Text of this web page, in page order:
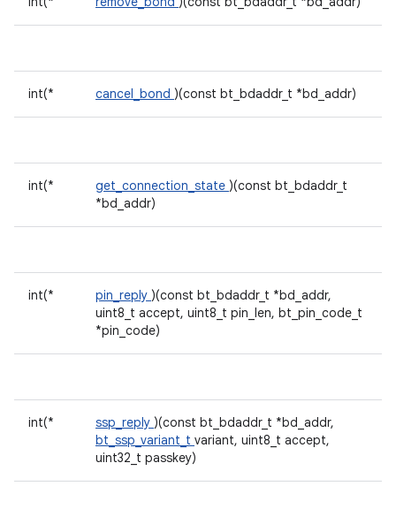
int(* cancel_bond )(const bt_bdaddr_t *bd_addr)
int(* get_connection_state )(const bt_bdaddr_t
*bd_addr)
int(* pin_reply )(const bt_bdaddr_t *bd_addr,
uint8_t accept, uint8_t pin_len, bt_pin_code_t
*pin_code)
int(* ssp_reply )(const bt_bdaddr_t *bd_addr,
bt_ssp_variant_t variant, uint8_t accept,
uint32_t passkey)